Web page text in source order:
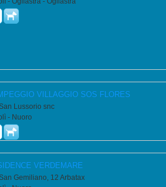
VILLAGGIO SOS FLORES
Lussorio snc
- Nuoro
VERDEMARE
Gemiliano, 12 Arbatax